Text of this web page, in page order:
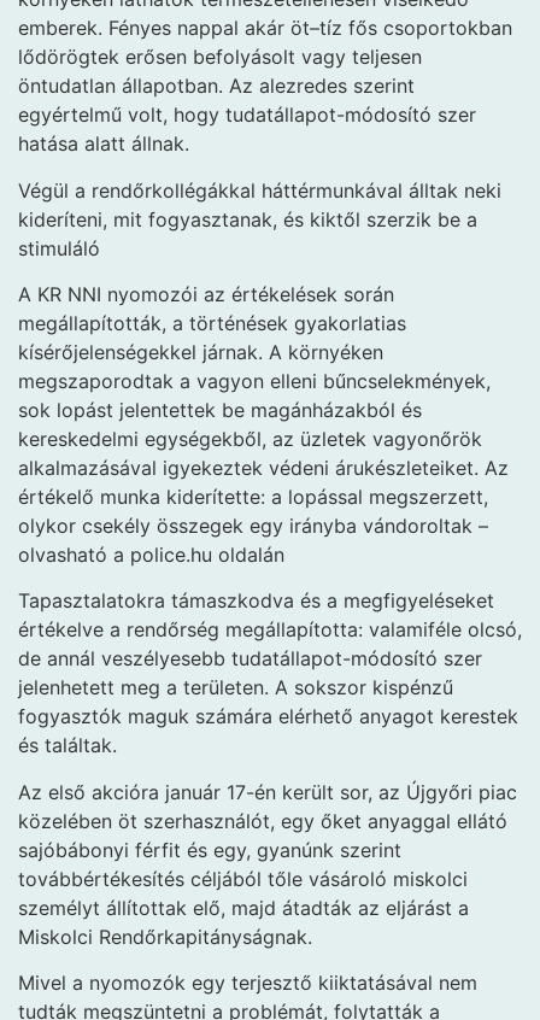
emberek. Fényes nappal akár öt–tíz fős csoportokban
lődörögtek erősen befolyásolt vagy teljesen
öntudatlan állapotban. Az alezredes szerint
egyértelmű volt, hogy tudatállapot-módosító szer
hatása alatt állnak.
Végül a rendőrkollégákkal háttérmunkával álltak neki
kideríteni, mit fogyasztanak, és kiktől szerzik be a
stimuláló
A KR NNI nyomozói az értékelések során
megállapították, a történések gyakorlatias
kísérőjelenségekkel járnak. A környéken
megszaporodtak a vagyon elleni bűncselekmények,
sok lopást jelentettek be magánházakból és
kereskedelmi egységekből, az üzletek vagyonőrök
alkalmazásával igyekeztek védeni árukészleteiket. Az
értékelő munka kiderítette: a lopással megszerzett,
olykor csekély összegek egy irányba vándoroltak –
olvasható a police.hu oldalán
Tapasztalatokra támaszkodva és a megfigyeléseket
értékelve a rendőrség megállapította: valamiféle olcsó,
de annál veszélyesebb tudatállapot-módosító szer
jelenhetett meg a területen. A sokszor kispénzű
fogyasztók maguk számára elérhető anyagot kerestek
és találtak.
Az első akcióra január 17-én került sor, az Újgyőri piac
közelében öt szerhasználót, egy őket anyaggal ellátó
sajóbábonyi férfit és egy, gyanúnk szerint
továbbértékesítés céljából tőle vásároló miskolci
személyt állítottak elő, majd átadták az eljárást a
Miskolci Rendőrkapitányságnak.
Mivel a nyomozók egy terjesztő kiiktatásával nem
tudták megszüntetni a problémát, folytatták a